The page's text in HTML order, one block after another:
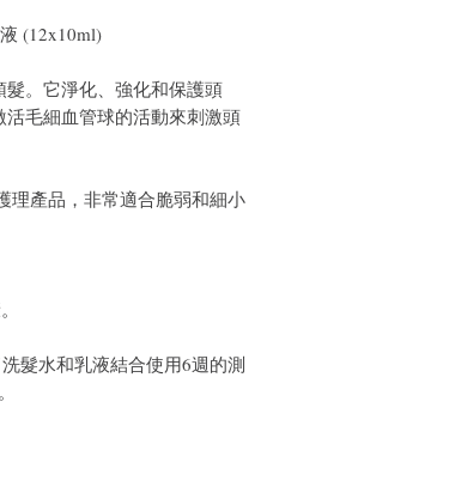
(12x10ml)
髮。它淨化、強化和保護頭
毛細血管球的活動來刺激頭
理產品，非常適合脆弱和細小
髮水和乳液結合使用6週的測